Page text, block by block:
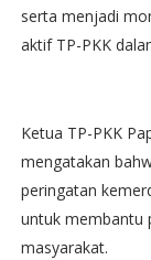
serta menjadi
aktif TP-PKK
Ketua TP-PKK
mengatakan
peringatan
untuk membantu
masyarakat.